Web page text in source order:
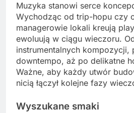
Muzyka stanowi serce
Wychodząc od trip-hopu czy
managerowie lokali kreują
ewoluują w ciągu wieczoru.
instrumentalnych kompozycji,
downtempo, aż po delikatne
Ważne, aby każdy utwór
nicią łączył kolejne fazy
Wyszukane smaki